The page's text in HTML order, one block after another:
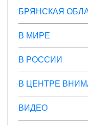
БРЯНСКАЯ
В МИРЕ
В РОССИИ
В ЦЕНТРЕ
ВИДЕО